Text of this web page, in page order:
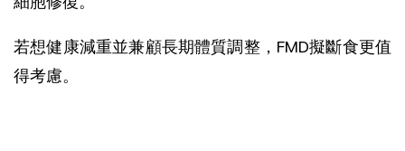
若想健康減重並兼顧長期體質調整，FMD擬斷食更值
得考慮。